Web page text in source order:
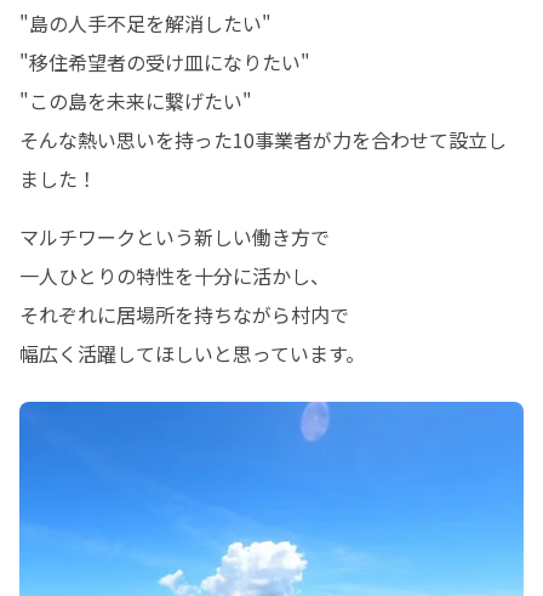
"島の人手不足を解消したい"
"移住希望者の受け皿になりたい"
"この島を未来に繋げたい"
そんな熱い思いを持った10事業者が力を合わせて設立し
ました！
マルチワークという新しい働き方で
一人ひとりの特性を十分に活かし、
それぞれに居場所を持ちながら村内で
幅広く活躍してほしいと思っています。